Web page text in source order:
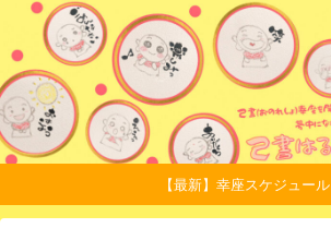
【最新】幸座スケジュール